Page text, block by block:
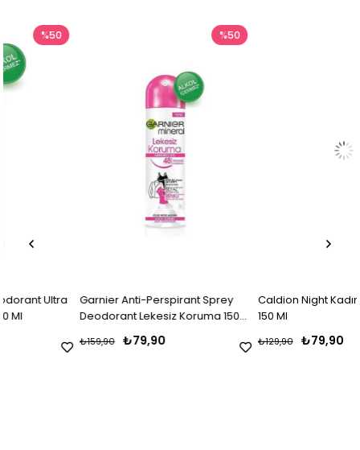
Garnier Anti-Perspirant Sprey
Deodorant Lekesiz Koruma 150
₺79,90
Caldion Night Kadın
150 Ml
₺79,90